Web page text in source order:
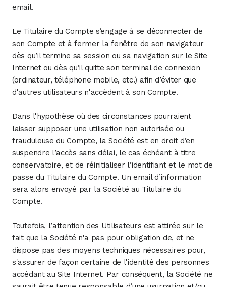
email.
Le Titulaire du Compte s’engage à se déconnecter de
son Compte et à fermer la fenêtre de son navigateur
dès qu’il termine sa session ou sa navigation sur le Site
Internet ou dès qu’il quitte son terminal de connexion
(ordinateur, téléphone mobile, etc.) afin d’éviter que
d'autres utilisateurs n'accèdent à son Compte.
Dans l'hypothèse où des circonstances pourraient
laisser supposer une utilisation non autorisée ou
frauduleuse du Compte, la Société est en droit d’en
suspendre l’accès sans délai, le cas échéant à titre
conservatoire, et de réinitialiser l’identifiant et le mot de
passe du Titulaire du Compte. Un email d’information
sera alors envoyé par la Société au Titulaire du
Compte.
Toutefois, l’attention des Utilisateurs est attirée sur le
fait que la Société n'a pas pour obligation de, et ne
dispose pas des moyens techniques nécessaires pour,
s'assurer de façon certaine de l'identité des personnes
accédant au Site Internet. Par conséquent, la Société ne